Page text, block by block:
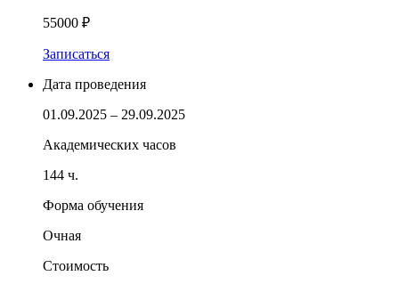
55000 ₽
Записаться
Дата проведения
01.09.2025 – 29.09.2025
Академических часов
144 ч.
Форма обучения
Очная
Стоимость